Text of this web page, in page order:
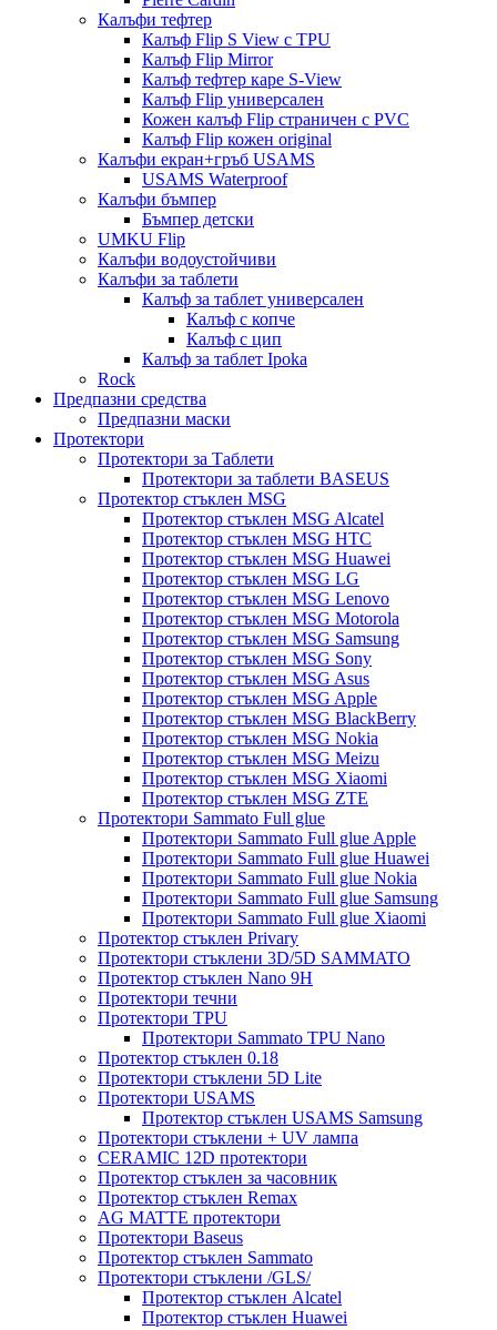
Калъфи тефтер
Калъф Flip S View с TPU
Калъф Flip Mirror
Калъф тефтер каре S-View
Калъф Flip универсален
Кожен калъф Flip страничен с PVC
Калъф Flip кожен original
Калъфи екран+гръб USAMS
USAMS Waterproof
Калъфи бъмпер
Бъмпер детски
UMKU Flip
Калъфи водоустойчиви
Калъфи за таблети
Калъф за таблет универсален
Калъф с копче
Калъф с цип
Калъф за таблет Ipoka
Rock
Предпазни средства
Предпазни маски
Протектори
Протектори за Таблети
Протектори за таблети BASEUS
Протектор стъклен MSG
Протектор стъклен MSG Alcatel
Протектор стъклен MSG HTC
Протектор стъклен MSG Huawei
Протектор стъклен MSG LG
Протектор стъклен MSG Lenovo
Протектор стъклен MSG Motorola
Протектор стъклен MSG Samsung
Протектор стъклен MSG Sony
Протектор стъклен MSG Asus
Протектор стъклен MSG Apple
Протектор стъклен MSG BlackBerry
Протектор стъклен MSG Nokia
Протектор стъклен MSG Meizu
Протектор стъклен MSG Xiaomi
Протектор стъклен MSG ZTE
Протектори Sammato Full glue
Протектори Sammato Full glue Apple
Протектори Sammato Full glue Huawei
Протектори Sammato Full glue Nokia
Протектори Sammato Full glue Samsung
Протектори Sammato Full glue Xiaomi
Протектор стъклен Privary
Протектори стъклени 3D/5D SAMMATO
Протектор стъклен Nano 9H
Протектори течни
Протектори TPU
Протектори Sammato TPU Nano
Протектор стъклен 0.18
Протектори стъклени 5D Lite
Протектори USAMS
Протектор стъклен USAMS Samsung
Протектори стъклени + UV лампа
CERAMIC 12D протектори
Протектор стъклен за часовник
Протектор стъклен Remax
AG MATTE протектори
Протектори Baseus
Протектор стъклен Sammato
Протектори стъклени /GLS/
Протектор стъклен Alcatel
Протектор стъклен Huawei